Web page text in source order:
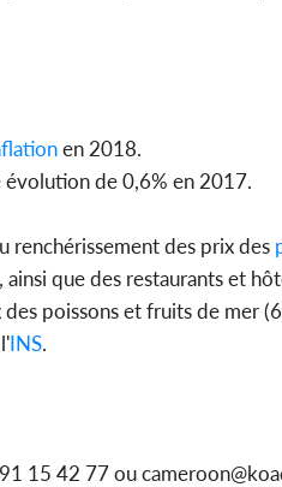
en 2018.
évolution de 0,6% en 2017.
renchérissement des prix des
que des restaurants et
poissons et fruits de mer
INS.
15 42 77 ou